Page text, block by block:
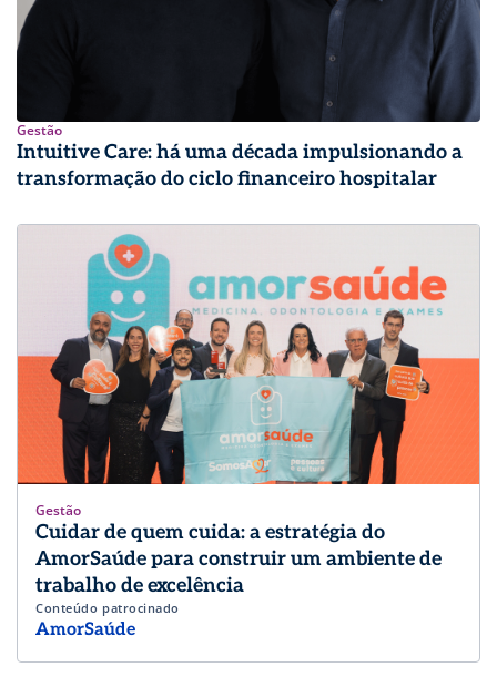
Gestão
Intuitive Care: há uma década impulsionando a
transformação do ciclo financeiro hospitalar
Gestão
Cuidar de quem cuida: a estratégia do
AmorSaúde para construir um ambiente de
trabalho de excelência
Conteúdo patrocinado
AmorSaúde